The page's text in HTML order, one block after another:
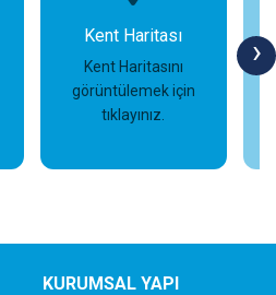
›
Kent Haritası
Kent Haritasını
görüntülemek için
tıklayınız.
KURUMSAL YAPI